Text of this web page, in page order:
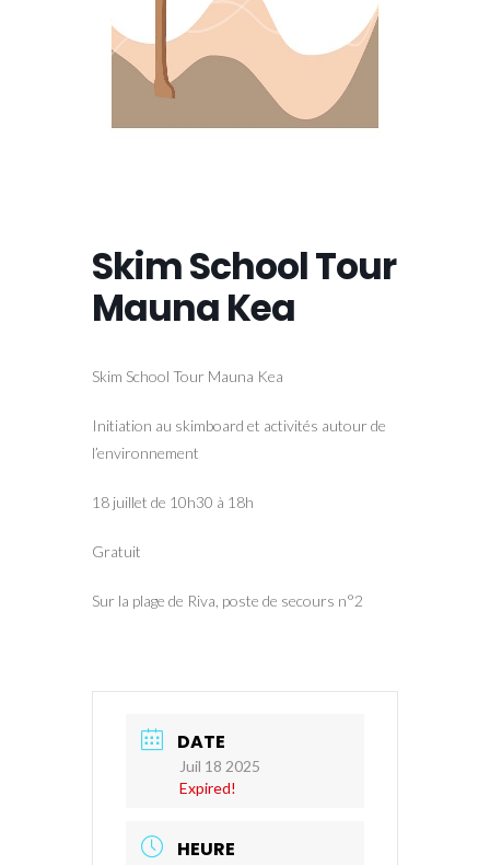
Skim School Tour
Mauna Kea
Skim School Tour Mauna Kea
Initiation au skimboard et activités autour de
l’environnement
18 juillet de 10h30 à 18h
Gratuit
Sur la plage de Riva, poste de secours n°2
DATE
Juil 18 2025
Expired!
HEURE